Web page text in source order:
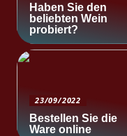
Haben Sie den
beliebten Wein
probiert?
23/09/2022
Bestellen Sie die
Ware online